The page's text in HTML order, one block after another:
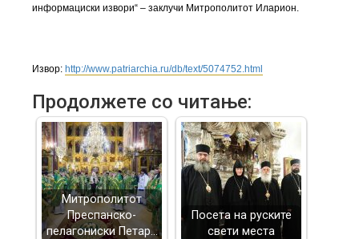
информациски извори“ – заклучи Митрополитот Иларион.
Извор: http://www.patriarchia.ru/db/text/5074752.html
Продолжете со читање:
Митрополитот
Преспанско-
пелагониски Петар…
Посета на руските
свети места